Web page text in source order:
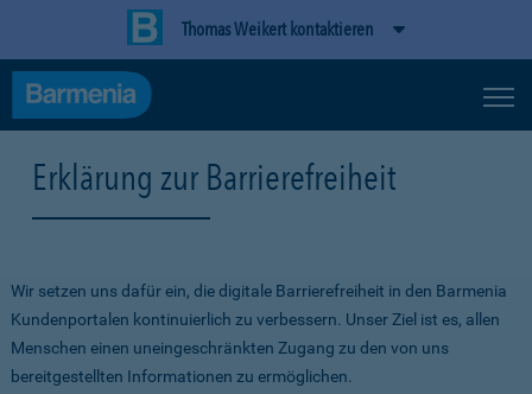
Thomas Weikert kontaktieren
Erklärung zur Barrierefreiheit
Wir setzen uns dafür ein, die digitale Barrierefreiheit in den Barmenia
Kundenportalen kontinuierlich zu verbessern. Unser Ziel ist es, allen
Menschen einen uneingeschränkten Zugang zu den von uns
bereitgestellten Informationen zu ermöglichen.